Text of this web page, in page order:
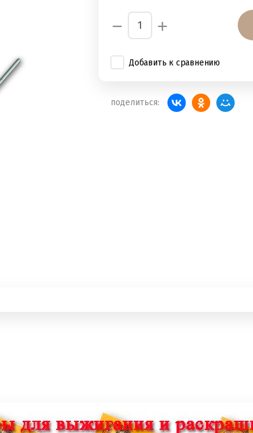
− +
Добавить к сравнению
поделиться: